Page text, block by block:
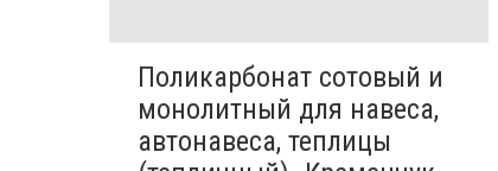
Поликарбонат сотовый и
монолитный для навеса,
автонавеса, теплицы